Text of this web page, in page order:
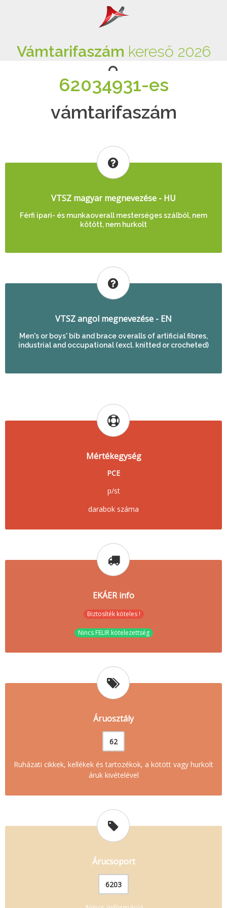
Vámtarifaszám kereső 2026
62034931-es
vámtarifaszám
VTSZ magyar megnevezése - HU
Férfi ipari- és munkaoverall mesterséges szálból, nem
kötött, nem hurkolt
VTSZ angol megnevezése - EN
Men's or boys' bib and brace overalls of artificial fibres,
industrial and occupational (excl. knitted or crocheted)
Mértékegység
PCE
p/st
darabok száma
EKÁER info
Biztosíték köteles !
Nincs FELIR kötelezettség
Áruosztály
62
Ruházati cikkek, kellékek és tartozékok, a kötött vagy hurkolt
áruk kivételével
Árucsoport
6203